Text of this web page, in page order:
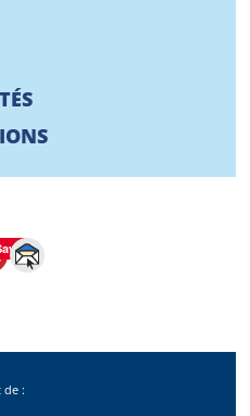
de :